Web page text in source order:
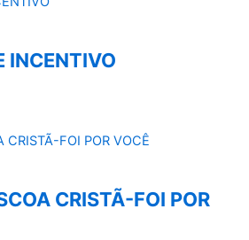
INCENTIVO
CRISTÃ-FOI POR